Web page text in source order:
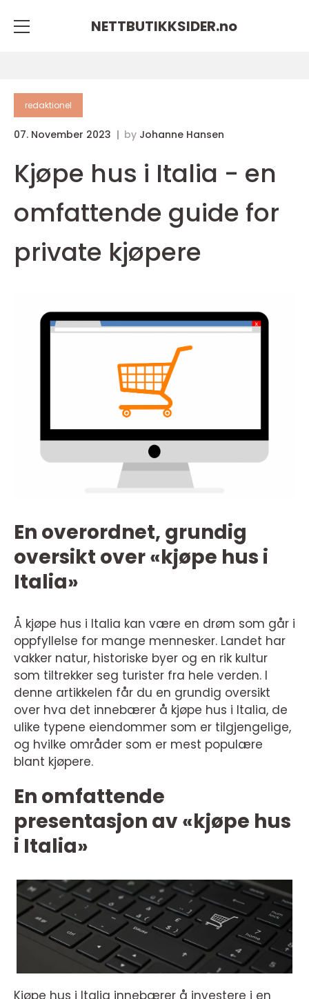
NETTBUTIKKSIDER.no
redaktionel
07. November 2023 by Johanne Hansen
Kjøpe hus i Italia - en
omfattende guide for
private kjøpere
En overordnet, grundig
oversikt over «kjøpe hus i
Italia»
Å kjøpe hus i Italia kan være en drøm som går i
oppfyllelse for mange mennesker. Landet har
vakker natur, historiske byer og en rik kultur
som tiltrekker seg turister fra hele verden. I
denne artikkelen får du en grundig oversikt
over hva det innebærer å kjøpe hus i Italia, de
ulike typene eiendommer som er tilgjengelige,
og hvilke områder som er mest populære
blant kjøpere.
En omfattende
presentasjon av «kjøpe hus
i Italia»